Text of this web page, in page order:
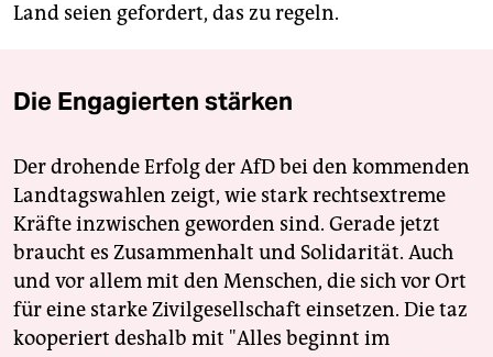
Land seien gefordert, das zu regeln.
Die Engagierten stärken
Der drohende Erfolg der AfD bei den kommenden
Landtagswahlen zeigt, wie stark rechtsextreme
Kräfte inzwischen geworden sind. Gerade jetzt
braucht es Zusammenhalt und Solidarität. Auch
und vor allem mit den Menschen, die sich vor Ort
für eine starke Zivilgesellschaft einsetzen. Die taz
kooperiert deshalb mit "Alles beginnt im